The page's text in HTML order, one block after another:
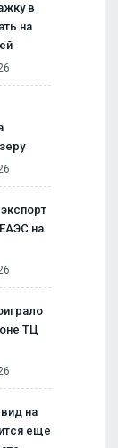
в
на
на
ТЦ
на
еще